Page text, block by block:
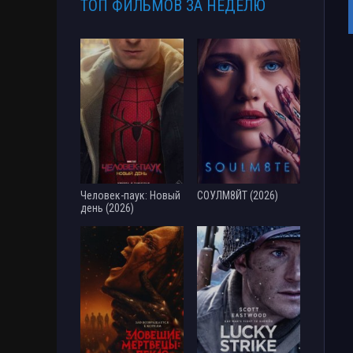
ТОП ФИЛЬМОВ ЗА НЕДЕЛЮ
Человек-паук: Новый
день (2026)
СОУЛМ8ЙТ (2026)